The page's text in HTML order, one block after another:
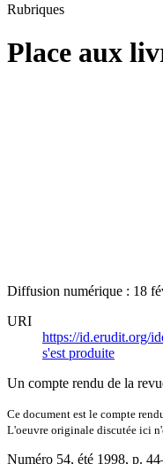
Rubriques
Place aux
Diffusion numérique : 18
URI
https://id.erudit.org/
s'est produite
Un compte rendu de la
Ce document est le compte
L'oeuvre originale discutée ici
Numéro 54, été 1998, p.